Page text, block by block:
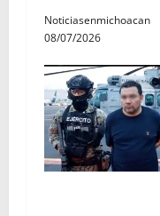
Noticiasenmichoacan
08/07/2026